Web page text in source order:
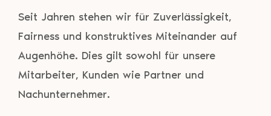
Seit Jahren stehen wir für Zuverlässigkeit,
Fairness und konstruktives Miteinander auf
Augenhöhe. Dies gilt sowohl für unsere
Mitarbeiter, Kunden wie Partner und
Nachunternehmer.